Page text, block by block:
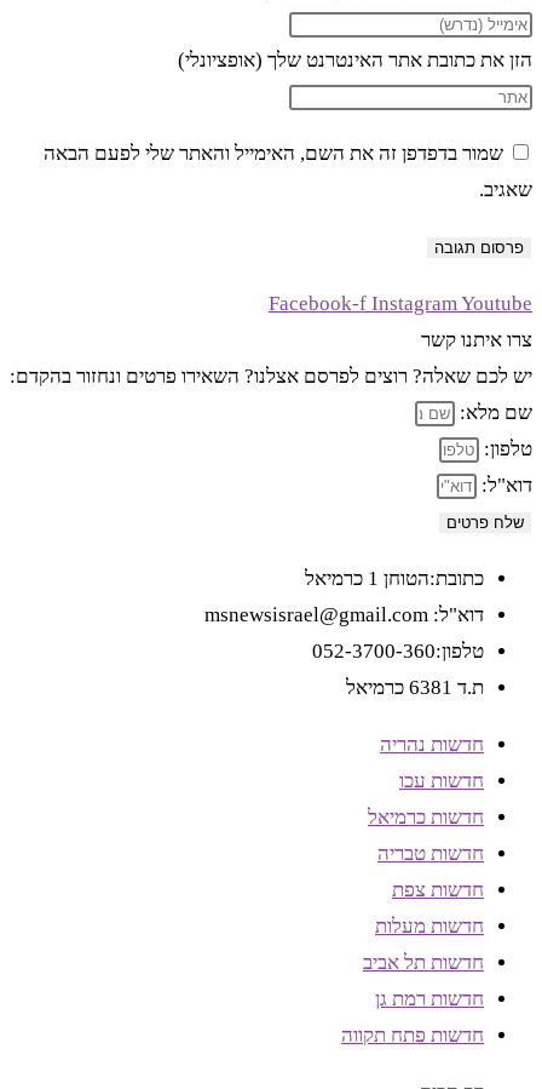
הזן את כתובת אתר האינטרנט שלך (אופציונלי)
שמור בדפדפן זה את השם, האימייל והאתר שלי לפעם הבאה
שאגיב.
Facebook-f InstagramYoutube
צרו איתנו קשר
יש לכם שאלה? רוצים לפרסם אצלנו? השאירו פרטים ונחזור בהקדם:
שם מלא:
טלפון:
דוא"ל:
שלח פרטים
כתובת:הטוחן 1 כרמיאל
דוא"ל: msnewsisrael@gmail.com
טלפון:052-3700-360
ת.ד 6381 כרמיאל
חדשות נהריה
חדשות עכו
חדשות כרמיאל
חדשות טבריה
חדשות צפת
חדשות מעלות
חדשות תל אביב
חדשות רמת גן
חדשות פתח תקווה